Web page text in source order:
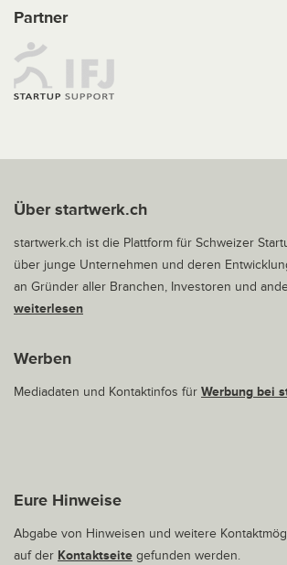
Partner
Über startwerk.ch
startwerk.ch ist die Plattform für Schweizer
über junge Unternehmen und deren
an Gründer aller Branchen, Investoren und
weiterlesen
Werben
Mediadaten und Kontaktinfos für Werbung bei
Eure Hinweise
Abgabe von Hinweisen und weitere
auf der Kontaktseite gefunden werden.